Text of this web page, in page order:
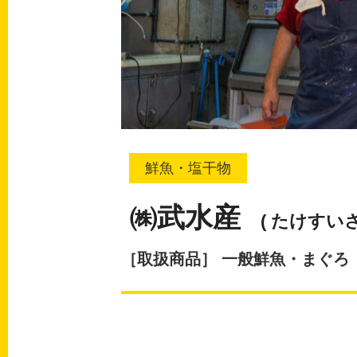
鮮魚・塩干物
㈱武水産 ( たけすい
［取扱商品］ 一般鮮魚・まぐろ